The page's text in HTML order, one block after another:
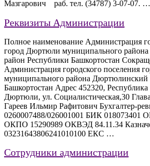
Мазгарович раб. тел. (34787) 3-07-07. …
Реквизиты Администрации
Полное наименование Администрация
город Дюртюли муниципального
район Республики Башкортостан
Администрация городского поселения
муниципального района Дюртюлинский
Башкортостан Адрес 452320, Республика
Дюртюли, ул. Социалистическая,30
Гареев Ильмир Рафитович Бухгалтер-
0260007488/026001001 БИК 018073401
ОКПО 15290989 ОКВЭД 84.11.34
03231643806241010100 ЕКС …
Сотрудники администрации